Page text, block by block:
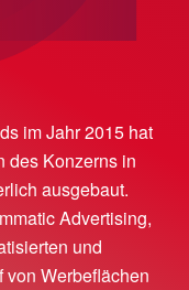
im Jahr 2015 hat
des Konzerns in
ausgebaut.
Advertising,
und
Werbeflächen